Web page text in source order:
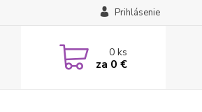
Prihlásenie
0ks
za 0 €